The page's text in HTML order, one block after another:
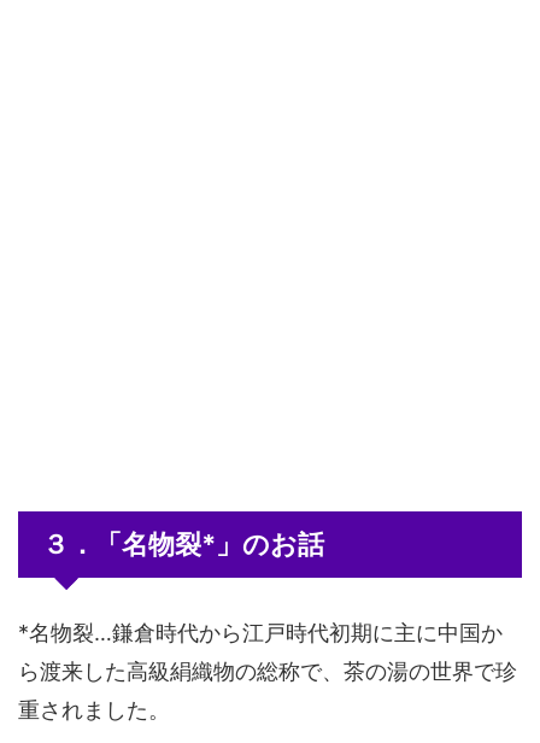
３．「名物裂*」のお話
*名物裂…鎌倉時代から江戸時代初期に主に中国か
ら渡来した高級絹織物の総称で、茶の湯の世界で珍
重されました。